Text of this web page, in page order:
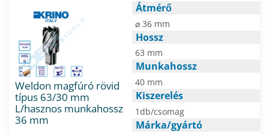
Weldon magfúró rövid
típus 63/30 mm
L/hasznos munkahossz
36 mm
Átmérő
⌀ 36 mm
Hossz
63 mm
Munkahossz
40 mm
Kiszerelés
1db/csomag
Márka/gyártó